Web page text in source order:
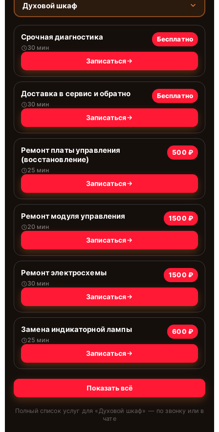
Духовой шкаф
Срочная диагностика
30 мин
Бесплатно
Записаться
Доставка в сервис и обратно
30 мин
Бесплатно
Записаться
Ремонт платы управления
(восстановление)
25 мин
500 ₽
Записаться
Ремонт модуля управления
20 мин
1500 ₽
Записаться
Ремонт электросхемы
30 мин
1500 ₽
Записаться
Замена индикаторной лампы
25 мин
600 ₽
Записаться
Показать всё
Полный список услуг для «Духовой шкаф» — по звонку или в
чате